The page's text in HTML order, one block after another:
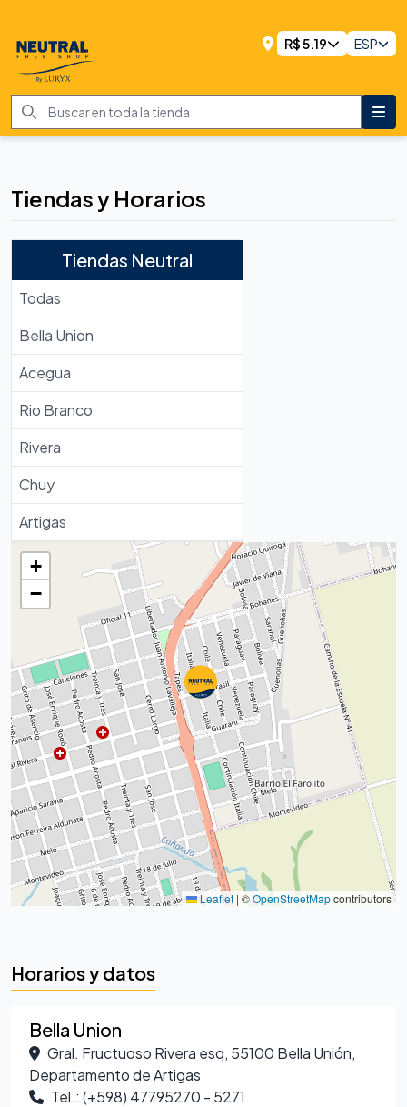
R$5.19 ESP
Tiendas y Horarios
Tiendas Neutral
Todas
Bella Union
Acegua
Rio Branco
Rivera
Chuy
Artigas
+
−
Leaflet | ©OpenStreetMapcontributors
Horarios y datos
Bella Union
Gral. Fructuoso Rivera esq, 55100 Bella Unión,
Departamento de Artigas
Tel.: (+598) 47795270 - 5271